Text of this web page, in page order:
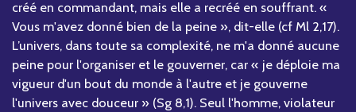
créé en commandant, mais elle a recréé en souffrant. «
Vous m'avez donné bien de la peine », dit-elle (cf Ml 2,17).
L’univers, dans toute sa complexité, ne m'a donné aucune
peine pour l'organiser et le gouverner, car « je déploie ma
vigueur d'un bout du monde à l'autre et je gouverne
l'univers avec douceur » (Sg 8,1). Seul l'homme, violateur